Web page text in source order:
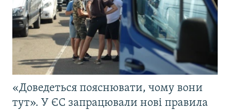
«Доведеться пояснювати, чому вони
тут». У ЄС запрацювали нові правила